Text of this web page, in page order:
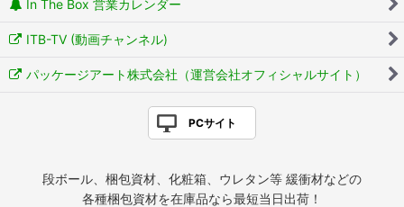
In The Box 営業カレンダー
ITB-TV (動画チャンネル)
パッケージアート株式会社（運営会社オフィシャルサイト）
PCサイト
段ボール、梱包資材、化粧箱、ウレタン等 緩衝材などの
各種梱包資材を在庫品なら最短当日出荷！